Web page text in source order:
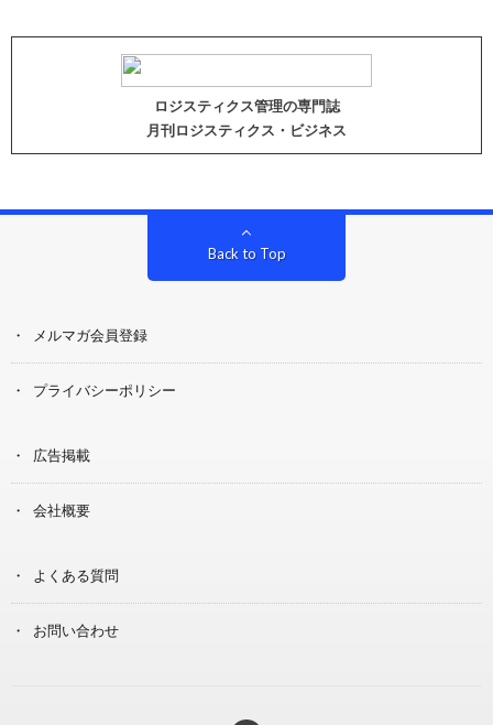
ロジスティクス管理の専門誌
月刊ロジスティクス・ビジネス
Back to Top
メルマガ会員登録
プライバシーポリシー
広告掲載
会社概要
よくある質問
お問い合わせ